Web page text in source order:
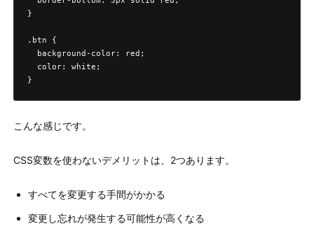
}
.btn {
  background-color: red;
  color: white;
}
こんな感じです。
CSS変数を使わないデメリットは、2つあります。
すべてを変更する手間がかかる
変更し忘れが発生する可能性が高くなる